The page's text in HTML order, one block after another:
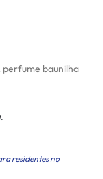
perfume baunilha
residentes no